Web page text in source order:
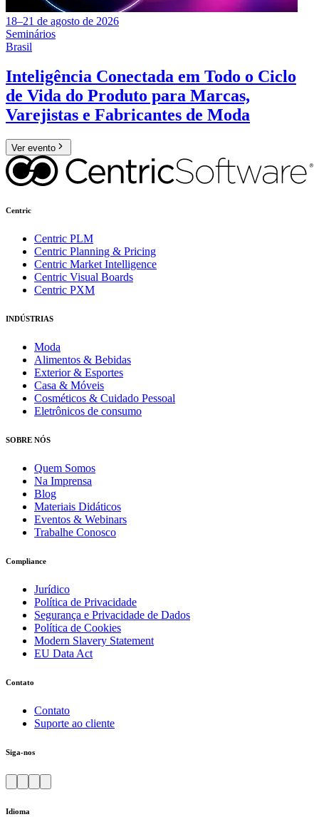
18–21 de agosto de 2026
Seminários
Brasil
Inteligência Conectada em Todo o Ciclo
de Vida do Produto para Marcas,
Varejistas e Fabricantes de Moda
Ver evento
Centric
Centric PLM
Centric Planning & Pricing
Centric Market Intelligence
Centric Visual Boards
Centric PXM
INDÚSTRIAS
Moda
Alimentos & Bebidas
Exterior & Esportes
Casa & Móveis
Cosméticos & Cuidado Pessoal
Eletrônicos de consumo
SOBRE NÓS
Quem Somos
Na Imprensa
Blog
Materiais Didáticos
Eventos & Webinars
Trabalhe Conosco
Compliance
Jurídico
Política de Privacidade
Segurança e Privacidade de Dados
Política de Cookies
Modern Slavery Statement
EU Data Act
Contato
Contato
Suporte ao cliente
Siga-nos
Idioma